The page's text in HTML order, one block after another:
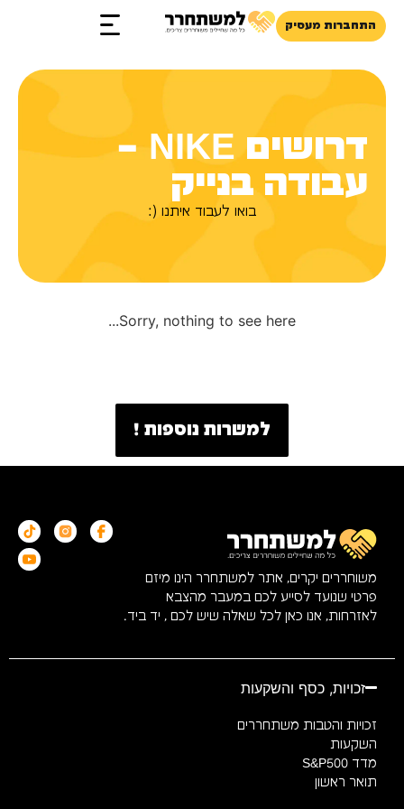
התחברות מעסיק
דרושים NIKE –
עבודה בנייק
בואו לעבוד איתנו (:
Sorry, nothing to see here...
למשרות נוספות !
משוחררים יקרים, אתר למשתחרר הינו מיזם
פרטי שנועד לסייע לכם במעבר מהצבא
לאזרחות, אנו כאן לכל שאלה שיש לכם , יד ביד.
זכויות, כסף והשקעות
זכויות והטבות משתחררים
השקעות
מדד S&P500
תואר ראשון